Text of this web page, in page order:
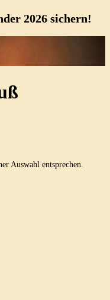
2026 sichern!
Auswahl entsprechen.